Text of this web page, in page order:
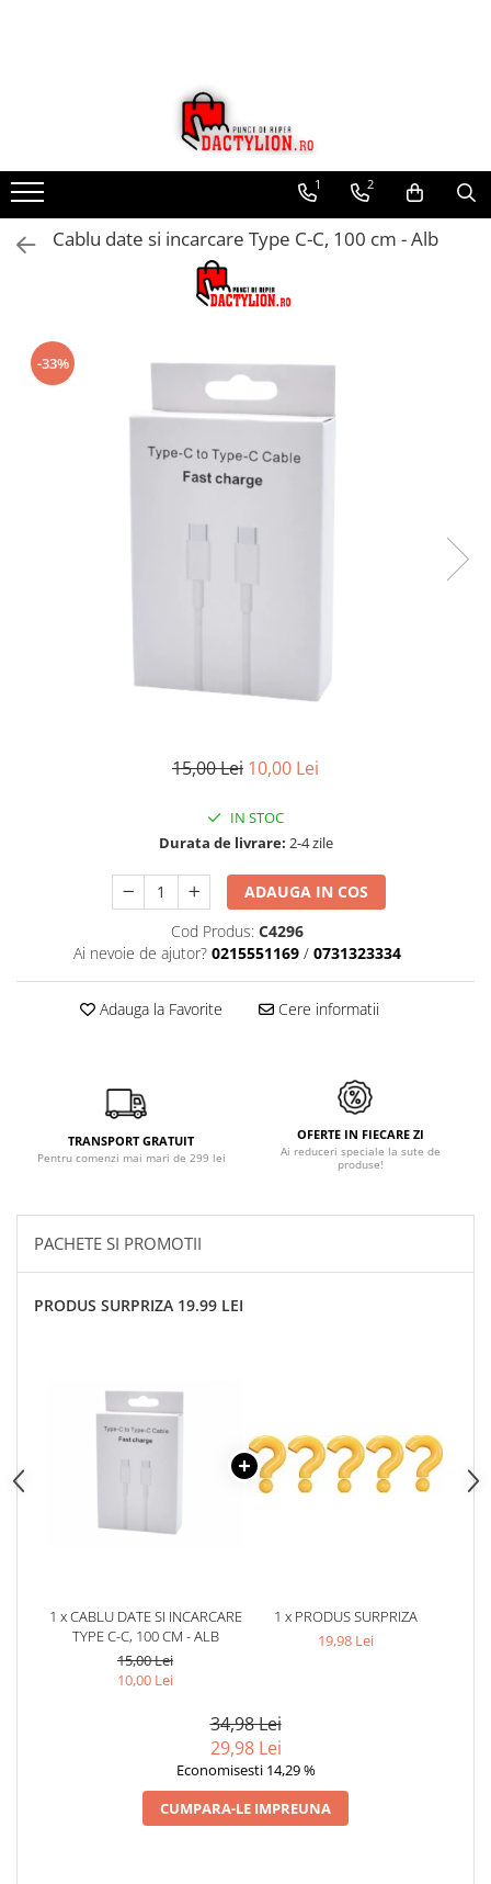
1 2
Cablu date si incarcare Type C-C, 100 cm - Alb
-33%
15,00 Lei 10,00 Lei
IN STOC
Durata de livrare: 2-4 zile
ADAUGA IN COS
Cod Produs: C4296
Ai nevoie de ajutor? 0215551169 / 0731323334
Adauga la Favorite Cere informatii
TRANSPORT GRATUIT
Pentru comenzi mai mari de 299 lei
OFERTE IN FIECARE ZI
Ai reduceri speciale la sute de
produse!
PACHETE SI PROMOTII
PRODUS SURPRIZA 19.99 LEI
1 x CABLU DATE SI INCARCARE
TYPE C-C, 100 CM - ALB
15,00 Lei
10,00 Lei
1 x PRODUS SURPRIZA
19,98 Lei
34,98 Lei
29,98 Lei
Economisesti 14,29 %
CUMPARA-LE IMPREUNA